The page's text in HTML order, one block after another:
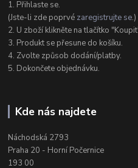
1. Přihlaste se.
(Jste-li zde poprvé zaregistrujte se.)
2. U zboží klikněte na tlačítko
3. Produkt se přesune do košíku.
4. Zvolte způsob dodání/platby.
5. Dokončete objednávku.
Kde nás najdete
Náchodská 2793
Praha 20 - Horní Počernice
193 00